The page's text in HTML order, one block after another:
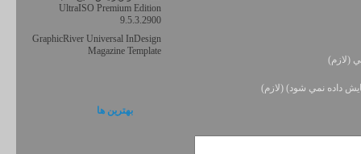
(لازم)
داده نمي شود) (لازم)
UltraISO Premium Edition
9.5.3.2900
GraphicRiver Universal InDesign
Magazine Template
بهترين ها